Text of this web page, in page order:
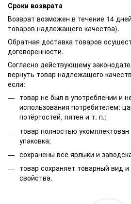
Сроки возврата
Возврат возможен в течение 14
товаров надлежащего качества).
Обратная доставка товаров
договоренности.
Согласно действующему
вернуть товар надлежащего
если:
товар не был в употреблении и
использования потребителем:
потёртостей, пятен и т. п.;
товар полностью
упаковка;
сохранены все ярлыки и
товар сохраняет товарный вид
свойства.